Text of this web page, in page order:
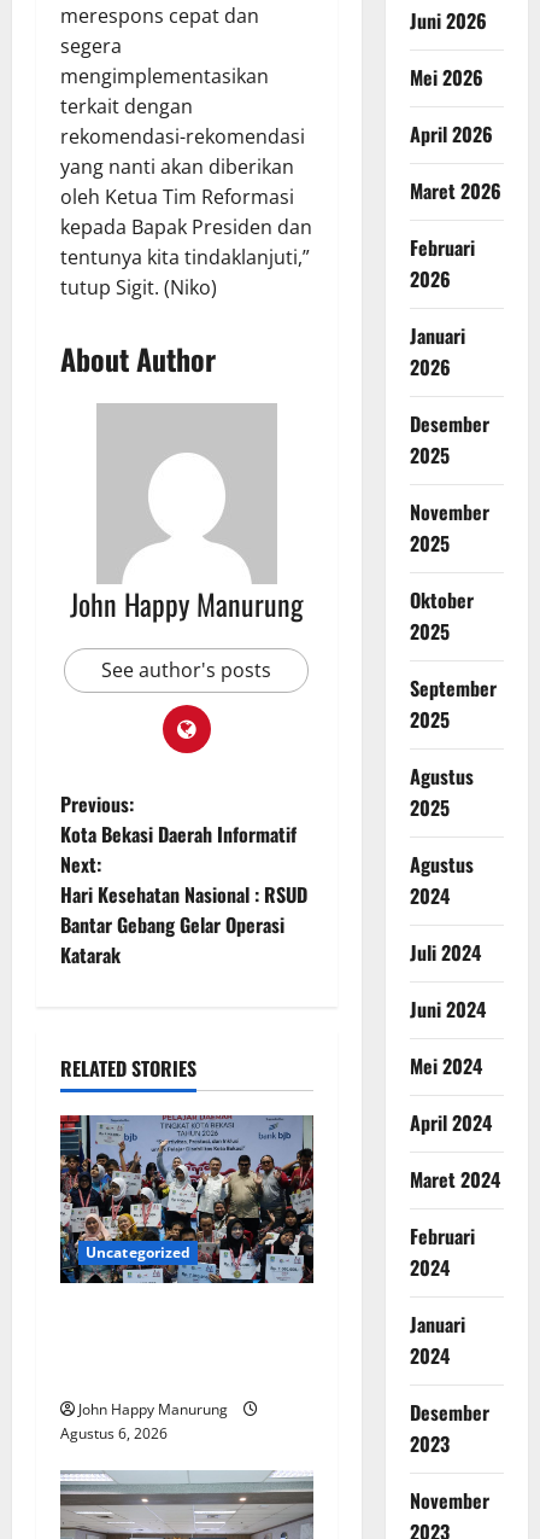
merespons cepat dan
segera
mengimplementasikan
terkait dengan
rekomendasi-rekomendasi
yang nanti akan diberikan
oleh Ketua Tim Reformasi
kepada Bapak Presiden dan
tentunya kita tindaklanjuti,”
tutup Sigit. (Niko)
About Author
John Happy Manurung
See author's posts
Previous:
Kota Bekasi Daerah Informatif
Next:
Hari Kesehatan Nasional : RSUD
Bantar Gebang Gelar Operasi
Katarak
RELATED STORIES
Uncategorized
John Happy Manurung
Agustus 6, 2026
Juni 2026
Mei 2026
April 2026
Maret 2026
Februari
2026
Januari
2026
Desember
2025
November
2025
Oktober
2025
September
2025
Agustus
2025
Agustus
2024
Juli 2024
Juni 2024
Mei 2024
April 2024
Maret 2024
Februari
2024
Januari
2024
Desember
2023
November
2023